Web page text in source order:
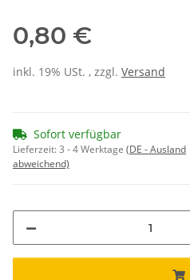
0,80 €
inkl. 19% USt. , zzgl. Versand
Sofort verfügbar
Lieferzeit:3 - 4 Werktage (DE - Ausland
abweichend)